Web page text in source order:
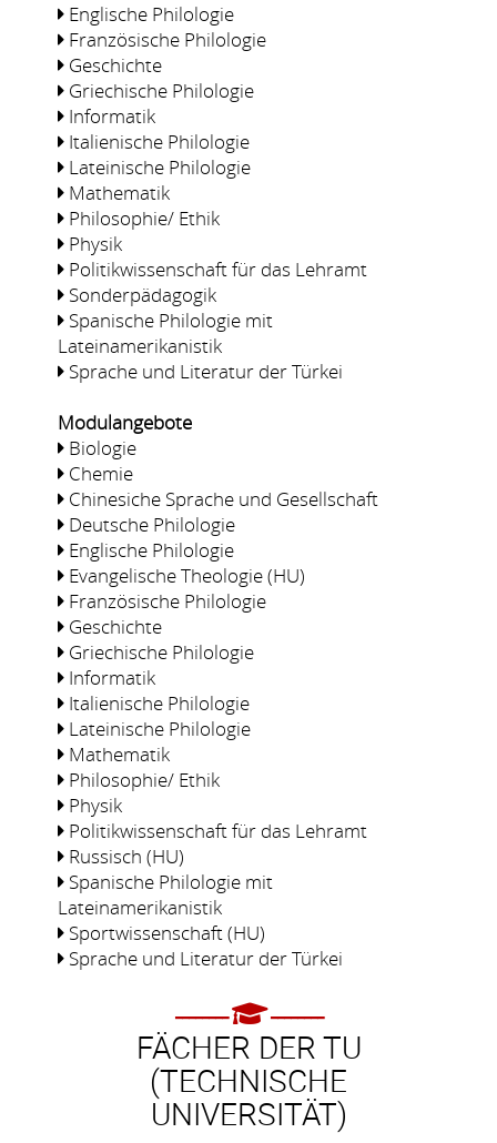
Englische Philologie
Französische Philologie
Geschichte
Griechische Philologie
Informatik
Italienische Philologie
Lateinische Philologie
Mathematik
Philosophie/ Ethik
Physik
Politikwissenschaft für das Lehramt
Sonderpädagogik
Spanische Philologie mit
Lateinamerikanistik
Sprache und Literatur der Türkei
Modulangebote
Biologie
Chemie
Chinesiche Sprache und Gesellschaft
Deutsche Philologie
Englische Philologie
Evangelische Theologie (HU)
Französische Philologie
Geschichte
Griechische Philologie
Informatik
Italienische Philologie
Lateinische Philologie
Mathematik
Philosophie/ Ethik
Physik
Politikwissenschaft für das Lehramt
Russisch (HU)
Spanische Philologie mit
Lateinamerikanistik
Sportwissenschaft (HU)
Sprache und Literatur der Türkei
FÄCHER DER TU
(TECHNISCHE
UNIVERSITÄT)